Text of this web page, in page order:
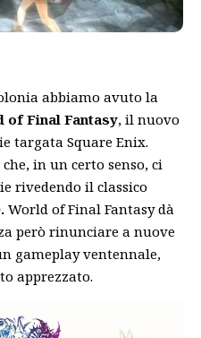
abbiamo avuto la
of Final Fantasy, il nuovo
targata Square Enix.
in un certo senso, ci
rivedendo il classico
World of Final Fantasy dà
però rinunciare a nuove
gameplay ventennale,
apprezzato.